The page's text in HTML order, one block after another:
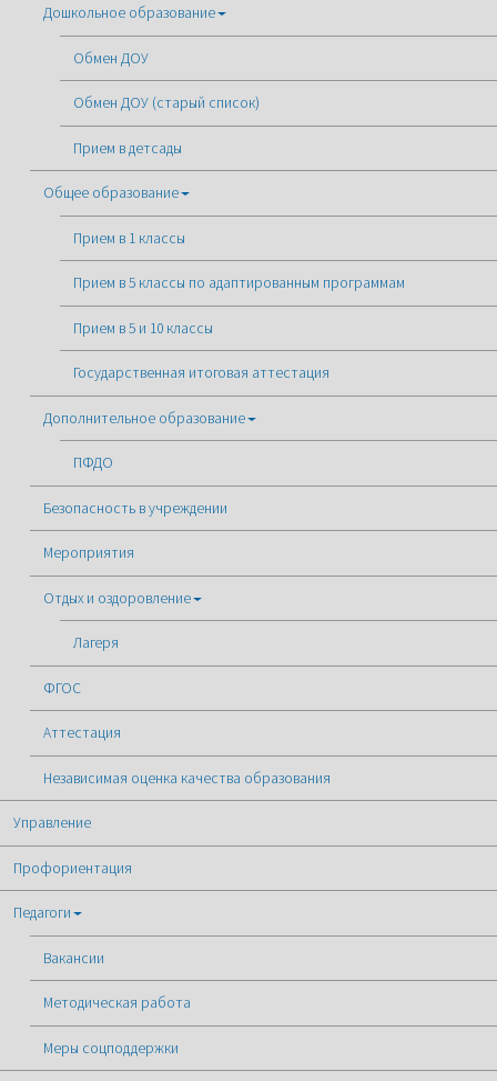
Дошкольное образование
Обмен ДОУ
Обмен ДОУ (старый список)
Прием в детсады
Общее образование
Прием в 1 классы
Прием в 5 классы по адаптированным программам
Прием в 5 и 10 классы
Государственная итоговая аттестация
Дополнительное образование
ПФДО
Безопасность в учреждении
Мероприятия
Отдых и оздоровление
Лагеря
ФГОС
Аттестация
Независимая оценка качества образования
Управление
Профориентация
Педагоги
Вакансии
Методическая работа
Меры соцподдержки